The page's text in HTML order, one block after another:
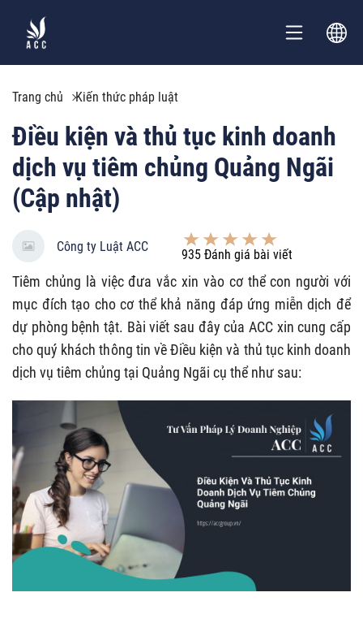
Trang chủ Kiến thức pháp luật
Điều kiện và thủ tục kinh doanh
dịch vụ tiêm chủng Quảng Ngãi
(Cập nhật)
Công ty Luật ACC
935 Đánh giá bài viết
Tiêm chủng là việc đưa vắc xin vào cơ thể con người với
mục đích tạo cho cơ thể khả năng đáp ứng miễn dịch để
dự phòng bệnh tật. Bài viết sau đây của ACC xin cung cấp
cho quý khách thông tin về Điều kiện và thủ tục kinh doanh
dịch vụ tiêm chủng tại Quảng Ngãi cụ thể như sau: